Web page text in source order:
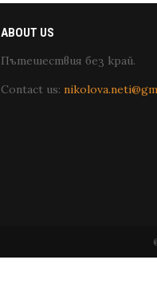
ABOUT US
Пътешествия без край.
Contact us: